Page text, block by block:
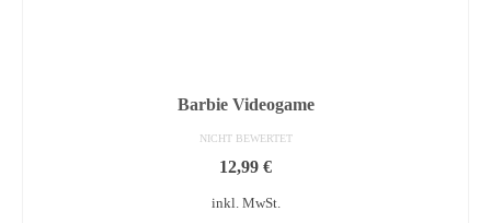
Barbie Videogame
NICHT BEWERTET
12,99 €
inkl. MwSt.